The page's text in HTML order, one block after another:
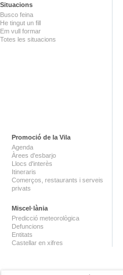
Situacions
Busco feina
He tingut un fill
Em vull formar
Totes les situacions
Promoció de la Vila
Agenda
Àrees d'esbarjo
Llocs d'interès
Itineraris
Comerços, restaurants i serveis
privats
Miscel·lània
Predicció meteorològica
Defuncions
Entitats
Castellar en xifres